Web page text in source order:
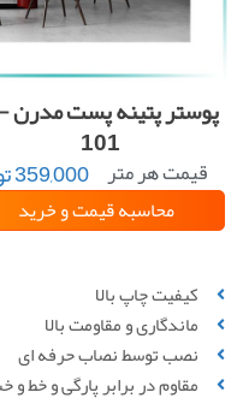
پوستر پتینه پست مدرن P-
101
قیمت هر متر
مربع : 359,000تومان
کیفیت چاپ بالا
ماندگاری و مقاومت بالا
نصب توسط نصاب حرفه ای
مقاوم در برابر پارگی و خط‌ و خش
محاسبه قیمتو خرید